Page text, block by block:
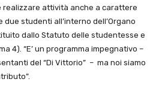
attività anche a carattere
studenti all’interno dell’Organo
dallo Statuto delle studentesse e
4). “E’ un programma impegnativo –
del “Di Vittorio” – ma noi siamo